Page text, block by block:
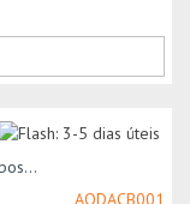
AODACB001